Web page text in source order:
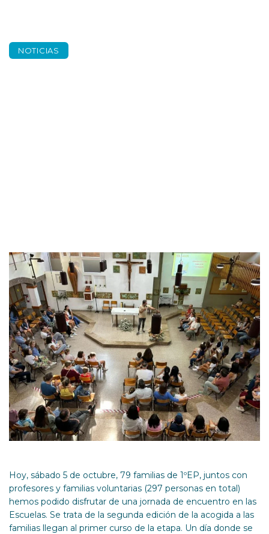
NOTICIAS
Hoy, sábado 5 de octubre, 79 familias de 1ºEP, juntos con
profesores y familias voluntarias (297 personas en total)
hemos podido disfrutar de una jornada de encuentro en las
Escuelas. Se trata de la segunda edición de la acogida a las
familias llegan al primer curso de la etapa. Un día donde se